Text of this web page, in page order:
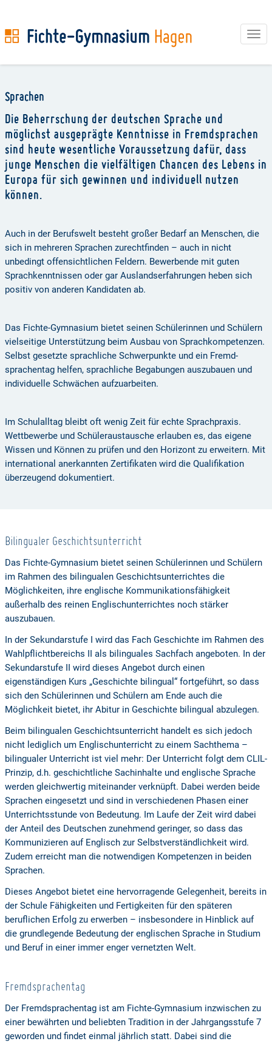
Inhalt
Sprachen
Die Beherrschung der deutschen Sprache und
möglichst ausgeprägte Kenntnisse in Fremdsprachen
sind heute wesentliche Voraussetzung dafür, dass
junge Menschen die vielfältigen Chancen des Lebens in
Europa für sich gewinnen und individuell nutzen
können.
Auch in der Berufswelt besteht großer Bedarf an Menschen, die
sich in mehreren Sprachen zurechtfinden – auch in nicht
unbedingt offensicht­lichen Feldern. Bewerbende mit guten
Sprach­kenntnissen oder gar Auslands­erfahrungen heben sich
positiv von anderen Kandidaten ab.
Das Fichte-Gymnasium bietet seinen Schülerinnen und Schülern
vielseitige Unterstützung beim Ausbau von Sprach­kompetenzen.
Selbst gesetzte sprachliche Schwerpunkte und ein Fremd­
sprachentag helfen, sprachliche Begabungen auszubauen und
individuelle Schwächen aufzuarbeiten.
Im Schulalltag bleibt oft wenig Zeit für echte Sprachpraxis.
Wettbewerbe und Schüler­austausche erlauben es, das eigene
Wissen und Können zu prüfen und den Horizont zu erweitern. Mit
international anerkannten Zertifikaten wird die Qualifikation
überzeugend dokumentiert.
Bilingualer Geschichtsunterricht
Das Fichte-Gymnasium bietet seinen Schülerinnen und Schülern
im Rahmen des bilingualen Geschichtsunterrichtes die
Möglichkeiten, ihre englische Kommunikationsfähigkeit
außerhalb des reinen Englischunterrichtes noch stärker
auszubauen.
In der Sekundarstufe I wird das Fach Geschichte im Rahmen des
Wahlpflichtbereichs II als bilinguales Sachfach angeboten. In der
Sekundarstufe II wird dieses Angebot durch einen
eigenständigen Kurs „Geschichte bilingual“ fortgeführt, so dass
sich den Schülerinnen und Schülern am Ende auch die
Möglichkeit bietet, ihr Abitur in Geschichte bilingual abzulegen.
Beim bilingualen Geschichtsunterricht handelt es sich jedoch
nicht lediglich um Englischunterricht zu einem Sachthema –
bilingualer Unterricht ist viel mehr: Der Unterricht folgt dem CLIL-
Prinzip, d.h. geschichtliche Sachinhalte und englische Sprache
werden gleichwertig miteinander verknüpft. Dabei werden beide
Sprachen eingesetzt und sind in verschiedenen Phasen einer
Unterrichtsstunde von Bedeutung. Im Laufe der Zeit wird dabei
der Anteil des Deutschen zunehmend geringer, so dass das
Kommunizieren auf Englisch zur Selbstverständlichkeit wird.
Zudem erreicht man die notwendigen Kompetenzen in beiden
Sprachen.
Dieses Angebot bietet eine hervorragende Gelegenheit, bereits in
der Schule Fähigkeiten und Fertigkeiten für den späteren
beruflichen Erfolg zu erwerben – insbesondere in Hinblick auf
die grundlegende Bedeutung der englischen Sprache in Studium
und Beruf in einer immer enger vernetzten Welt.
Fremdsprachentag
Der Fremdsprachentag ist am Fichte-Gymnasium inzwischen zu
einer bewährten und beliebten Tradition in der Jahrgangsstufe 7
geworden und findet einmal jährlich statt. Dabei sind die